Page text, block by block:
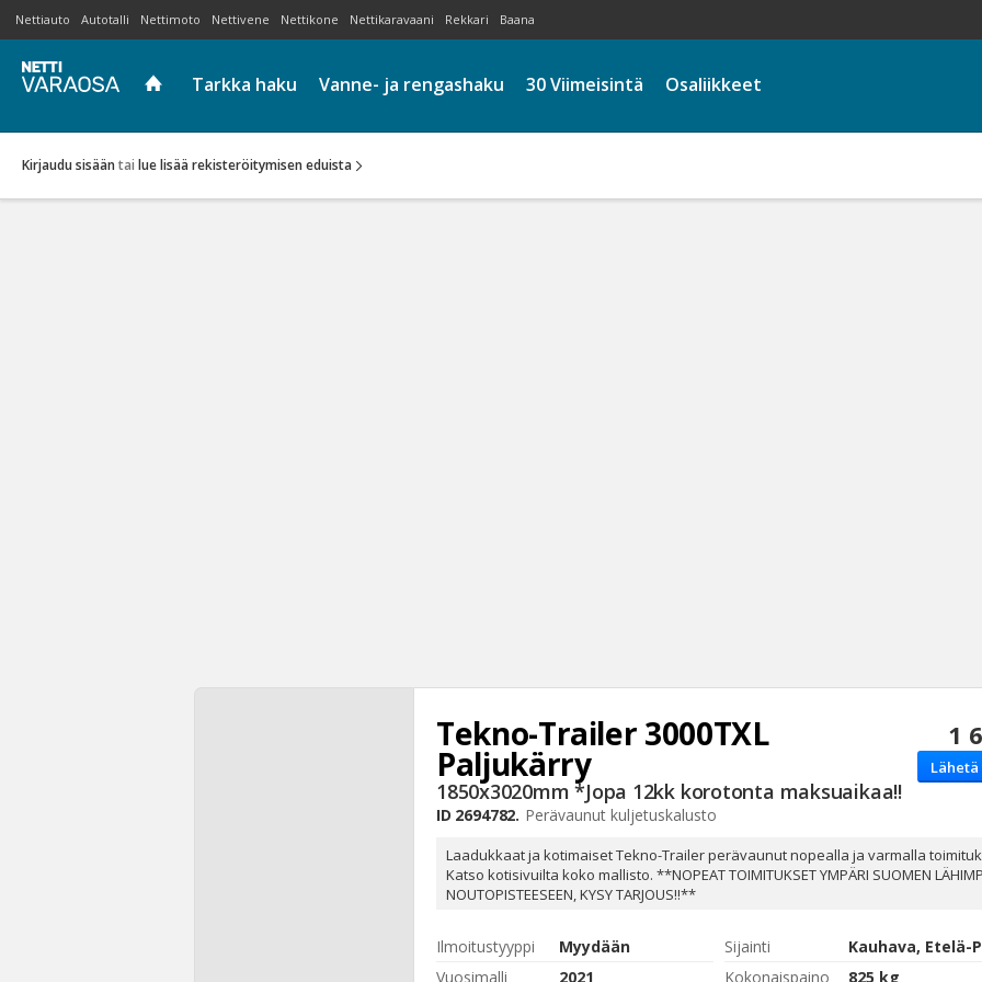
Nettiauto Autotalli Nettimoto Nettivene Nettikone Nettikaravaani Rekkari Baana
Tarkka haku Vanne- ja rengashaku 30 Viimeisintä Osaliikkeet
Kirjaudu sisään tai lue lisää rekisteröitymisen eduista
1
Tekno-Trailer 3000TXL
Paljukärry
1850x3020mm *Jopa 12kk korotonta maksuaikaa!!
ID 2694782. Perävaunutkuljetuskalusto
Laadukkaat ja kotimaiset Tekno-Trailer perävaunut nopealla ja varmalla
Katso kotisivuilta koko mallisto. **NOPEAT TOIMITUKSET YMPÄRI SUOMEN
NOUTOPISTEESEEN, KYSY TARJOUS!!**
Ilmoitustyyppi Myydään Sijainti
Vuosimalli
2021 Kokonaispaino
825 kg